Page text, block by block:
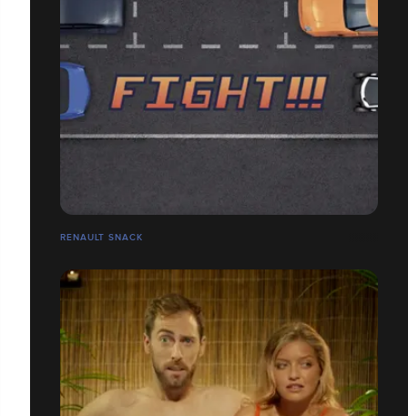
RENAULT SNACK